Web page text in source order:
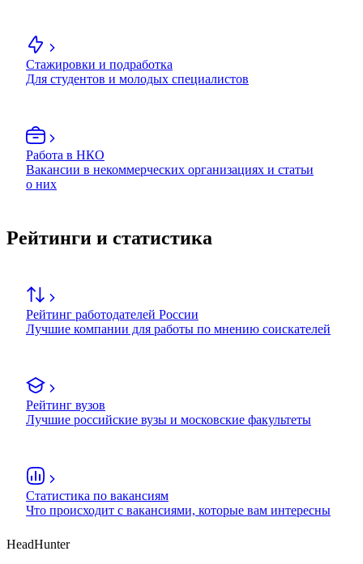
Стажировки и подработка
Для студентов и молодых специалистов
Работа в НКО
Вакансии в некоммерческих организациях и статьи
о них
Рейтинги и статистика
Рейтинг работодателей России
Лучшие компании для работы по мнению соискателей
Рейтинг вузов
Лучшие российские вузы и московские факультеты
Статистика по вакансиям
Что происходит с вакансиями, которые вам интересны
HeadHunter